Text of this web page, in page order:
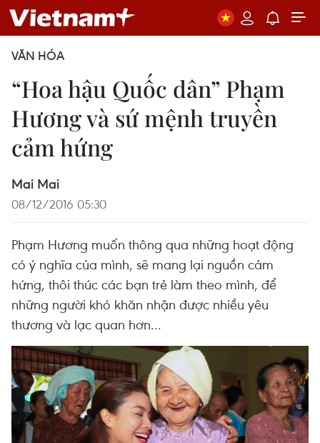
VĂN HÓA
“Hoa hậu Quốc dân” Phạm
Hương và sứ mệnh truyền
cảm hứng
Mai Mai
08/12/2016 05:30
Phạm Hương muốn thông qua những hoạt động
có ý nghĩa của mình, sẽ mang lại nguồn cảm
hứng, thôi thúc các bạn trẻ làm theo mình, để
những người khó khăn nhận được nhiều yêu
thương và lạc quan hơn...